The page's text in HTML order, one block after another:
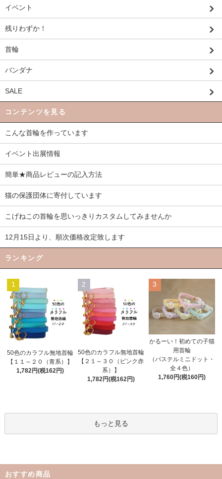
イベント
残りわずか！
首輪
バンダナ
SALE
コンテンツを見る
こんな首輪を作っています
イベント出展情報
簡単★商品レビューの記入方法
猫の保護団体に寄付しています
こげねこの首輪を思いっきりカスタムしてみませんか
12月15日より、順次価格改定致します
ランキング
1
50色のカラフル無地首輪
【１１～２０（青系）】
1,782円(税162円)
2
50色のカラフル無地首輪
【２１～３０（ピンク赤
系）】
1,782円(税162円)
3
かるーい！初めての子猫
用首輪
（パステルミニドット・
全４色）
1,760円(税160円)
もっと見る
おすすめ商品